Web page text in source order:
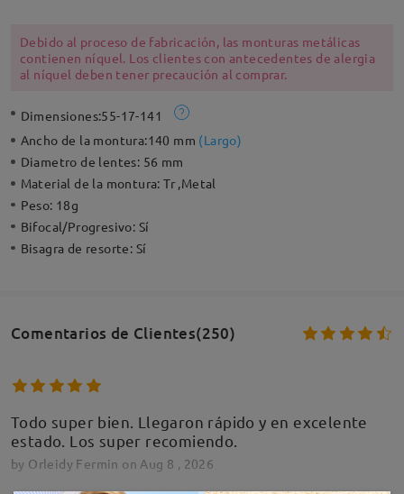
Debido al proceso de fabricación, las monturas metálicas
contienen níquel. Los clientes con antecedentes de alergia
al níquel deben tener precaución al comprar.
Dimensiones:55-17-141
Ancho de la montura:140 mm (Largo)
Diametro de lentes: 56 mm
Material de la montura:Tr ,Metal
Peso: 18g
Bifocal/Progresivo: Sí
Bisagra de resorte: Sí
Comentarios de Clientes(250)
Todo super bien. Llegaron rápido y en excelente
estado. Los super recomiendo.
by Orleidy Fermin on Aug 8 , 2026